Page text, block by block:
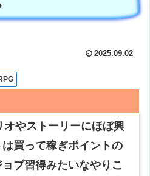
2025.09.02
オやストーリーにほぼ興
買って稼ぎポイントの
ブ習得みたいなやりこ